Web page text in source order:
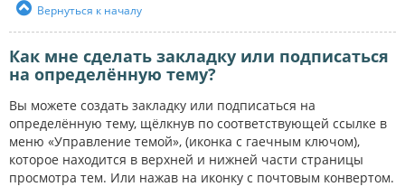
Вернуться к началу
Как мне сделать закладку или подписаться
на определённую тему?
Вы можете создать закладку или подписаться на
определённую тему, щёлкнув по соответствующей ссылке в
меню «Управление темой», (иконка с гаечным ключом),
которое находится в верхней и нижней части страницы
просмотра тем. Или нажав на иконку с почтовым конвертом.